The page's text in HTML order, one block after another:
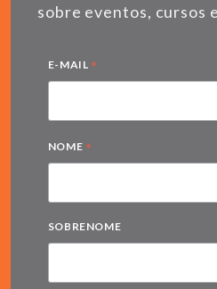
sobre eventos, cursos
E-MAIL *
NOME *
SOBRENOME